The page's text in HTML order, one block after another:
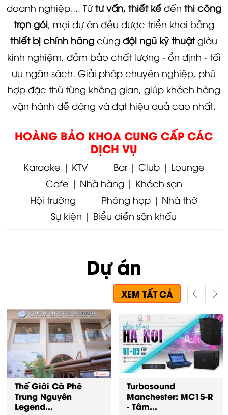
doanh nghiệp,... Từtư vấn, thiết kếđến thi công
trọn gói, mọi dự án đều được triển khai bằng
thiết bị chính hãng cùngđội ngũ kỹ thuậtgiàu
kinh nghiệm, đảm bảo chất lượng - ổn định - tối
ưu ngân sách. Giải pháp chuyên nghiệp, phù
hợp đặc thù từng không gian, giúp khách hàng
vận hành dễ dàng và đạt hiệu quả cao nhất.
HOÀNG BẢO KHOA CUNG CẤP CÁC
DỊCH VỤ
Karaoke | KTV
Bar | Club | Lounge
Cafe | Nhà hàng | Khách sạn
Hội trường
Phòng họp | Nhà thờ
Sự kiện | Biểu diễn sân khấu
Dự án
XEM TẤT CẢ
Thế Giới Cà Phê
Trung Nguyên
Legend...
Turbosound
Manchester: MC15-R
- Tâm...